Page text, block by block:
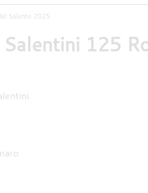
Salento 2025
Salentini 125